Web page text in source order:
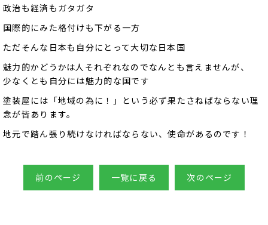
政治も経済もガタガタ
国際的にみた格付けも下がる一方
ただそんな日本も自分にとって大切な日本国
魅力的かどうかは人それぞれなのでなんとも言えませんが、
少なくとも自分には魅力的な国です
塗装屋には「地域の為に！」という必ず果たさねばならない理
念が皆あります。
地元で踏ん張り続けなければならない、使命があるのです！
前のページ 一覧に戻る 次のページ